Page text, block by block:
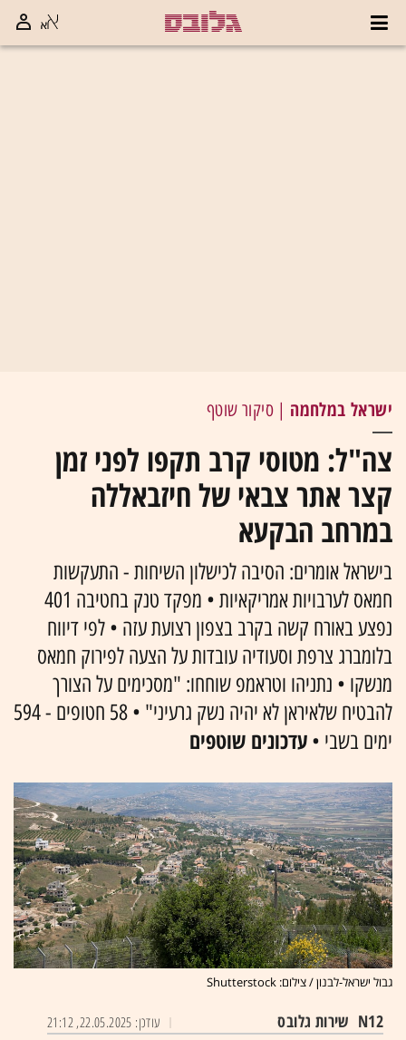
ישראל במלחמה | סיקור שוטף
צה"ל: מטוסי קרב תקפו לפני זמן
קצר אתר צבאי של חיזבאללה
במרחב הבקעא
בישראל אומרים: הסיבה לכישלון השיחות - התעקשות
חמאס לערבויות אמריקאיות • מפקד טנק בחטיבה 401
נפצע באורח קשה בקרב בצפון רצועת עזה • לפי דיווח
בלומברג צרפת וסעודיה עובדות על הצעה לפירוק חמאס
מנשקו • נתניהו וטראמפ שוחחו: "מסכימים על הצורך
להבטיח שלאיראן לא יהיה נשק גרעיני" • 58 חטופים - 594
ימים בשבי • עדכונים שוטפים
גבול ישראל-לבנון / צילום: Shutterstock
N12 שירות גלובס עודכן: 22.05.2025, 21:12